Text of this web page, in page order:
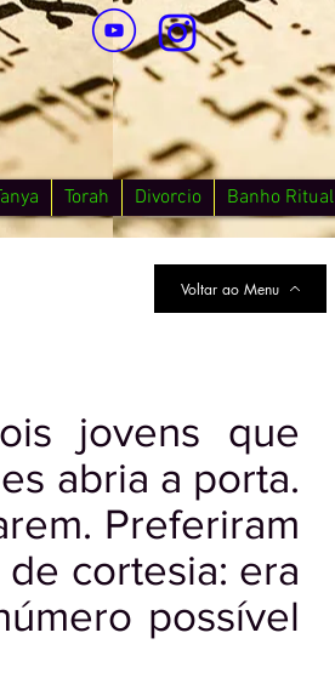
Torah Divorcio Banho Ritual
Voltar ao Menu
jovens que
abria a porta.
Preferiram
cortesia: era
possível